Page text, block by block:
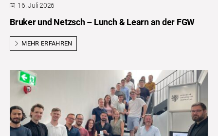
16. Juli 2026
Bruker und Netzsch – Lunch & Learn an der FGW
MEHR ERFAHREN